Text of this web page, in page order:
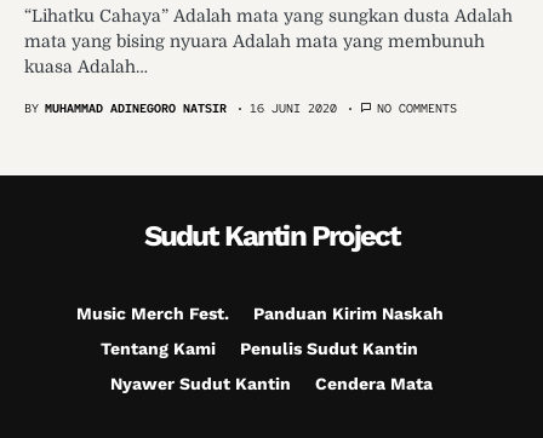
“Lihatku Cahaya” Adalah mata yang sungkan dusta Adalah
mata yang bising nyuara Adalah mata yang membunuh
kuasa Adalah…
BY MUHAMMAD ADINEGORO NATSIR 16 JUNI 2020 NO COMMENTS
Sudut Kantin Project
Music Merch Fest.
Panduan Kirim Naskah
Tentang Kami
Penulis Sudut Kantin
Nyawer Sudut Kantin
Cendera Mata